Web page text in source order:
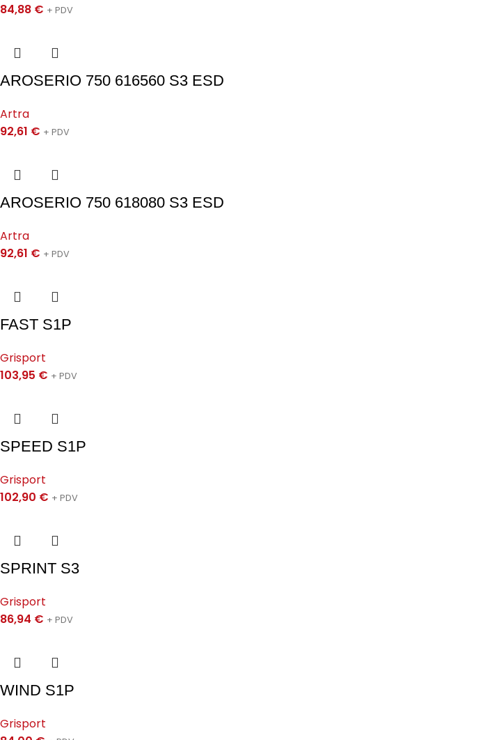
84,88 € + PDV
AROSERIO 750 616560 S3 ESD
Artra
92,61 € + PDV
AROSERIO 750 618080 S3 ESD
Artra
92,61 € + PDV
FAST S1P
Grisport
103,95 € + PDV
SPEED S1P
Grisport
102,90 € + PDV
SPRINT S3
Grisport
86,94 € + PDV
WIND S1P
Grisport